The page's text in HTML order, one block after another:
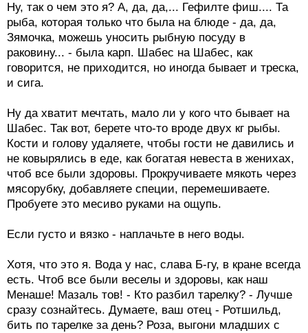
Ну, так о чем это я? А, да, да,... Гефилте фиш.... Та
рыба, которая только что была на блюде - да, да,
Зямочка, можешь уносить рыбную посуду в
раковину... - была карп. Шабес на Шабес, как
говорится, не приходится, но иногда бывает и треска,
и сига.
Ну да хватит мечтать, мало ли у кого что бывает на
Шабес. Так вот, берете что-то вроде двух кг рыбы.
Кости и голову удаляете, чтобы гости не давились и
не ковырялись в еде, как богатая невеста в женихах,
чтоб все были здоровы. Прокручиваете мякоть через
мясорубку, добавляете специи, перемешиваете.
Пробуете это месиво руками на ощупь.
Если густо и вязко - наплачьте в него воды.
Хотя, что это я. Вода у нас, слава Б-гу, в кране всегда
есть. Чтоб все были веселы и здоровы, как наш
Менаше! Мазаль тов! - Кто разбил тарелку? - Лучше
сразу сознайтесь. Думаете, ваш отец - Ротшильд,
бить по тарелке за день? Роза, выгони младших с